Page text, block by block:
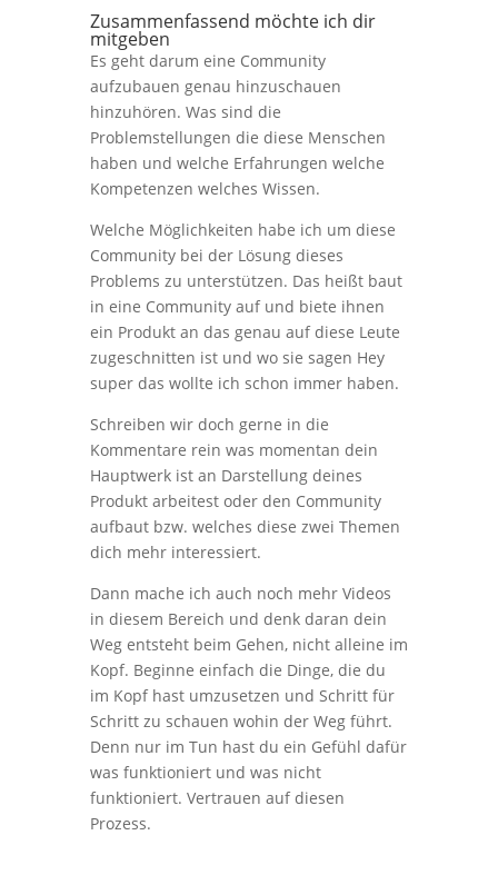
Zusammenfassend möchte ich dir
mitgeben
Es geht darum eine Community
aufzubauen genau hinzuschauen
hinzuhören. Was sind die
Problemstellungen die diese Menschen
haben und welche Erfahrungen welche
Kompetenzen welches Wissen.
Welche Möglichkeiten habe ich um diese
Community bei der Lösung dieses
Problems zu unterstützen. Das heißt baut
in eine Community auf und biete ihnen
ein Produkt an das genau auf diese Leute
zugeschnitten ist und wo sie sagen Hey
super das wollte ich schon immer haben.
Schreiben wir doch gerne in die
Kommentare rein was momentan dein
Hauptwerk ist an Darstellung deines
Produkt arbeitest oder den Community
aufbaut bzw. welches diese zwei Themen
dich mehr interessiert.
Dann mache ich auch noch mehr Videos
in diesem Bereich und denk daran dein
Weg entsteht beim Gehen, nicht alleine im
Kopf. Beginne einfach die Dinge, die du
im Kopf hast umzusetzen und Schritt für
Schritt zu schauen wohin der Weg führt.
Denn nur im Tun hast du ein Gefühl dafür
was funktioniert und was nicht
funktioniert. Vertrauen auf diesen
Prozess.